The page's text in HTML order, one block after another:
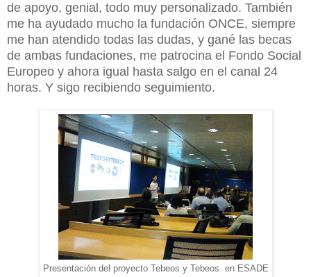
de apoyo, genial, todo muy personalizado. También
me ha ayudado mucho la fundación ONCE, siempre
me han atendido todas las dudas, y gané las becas
de ambas fundaciones, me patrocina el Fondo Social
Europeo y ahora igual hasta salgo en el canal 24
horas. Y sigo recibiendo seguimiento.
Presentación del proyecto Tebeos y Tebeos en ESADE